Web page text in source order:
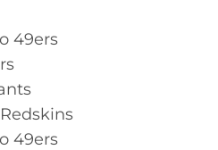
49ers
49ers